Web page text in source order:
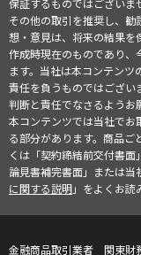
保証するものではございま
その他の取引を推奨し、
想・意見は、将来の結果を
作成時現在のものであり、
ます。当社は本コンテン
責任を負うものではござい
判断と責任でなさるようお
本コンテンツでは当社でお
る部分があります。商品ご
くは「契約締結前交付書
論見書補完書面」または当
に関する説明」をよくお読
金融商品取引業者 関東財